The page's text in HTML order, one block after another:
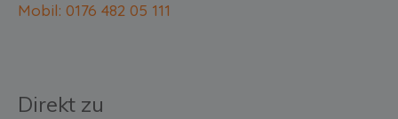
Mobil: 0176 482 05 111
Direkt zu